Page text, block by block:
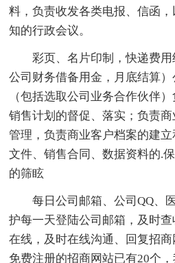
料，负责收发各类电报、信函
知的行政会议。
彩页、名片印制，快递费
公司财务借备用金，月底结算
（包括选取公司业务合作伙伴
销售计划的督促、落实；负责
管理，负责商业客户档案的建
文件、销售合同、数据资料的.
的筛眩
每日公司邮箱、公司QQ、
护每一天登陆公司邮箱，及时
在线，及时在线沟通、回复招
免费注册的招商网站已有20个